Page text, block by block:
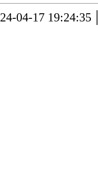
04-17 19:24:35